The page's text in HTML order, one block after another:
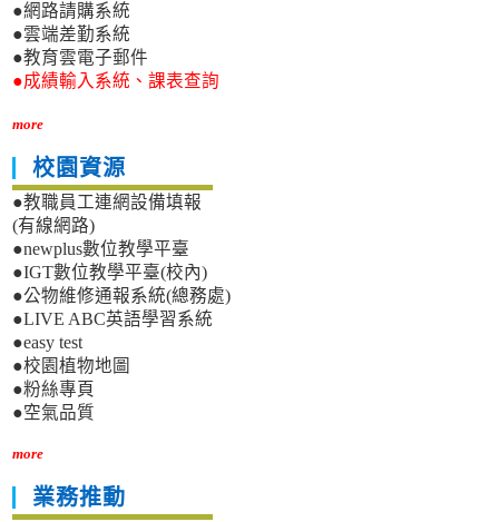
●網路請購系統
●雲端差勤系統
●教育雲電子郵件
●成績輸入系統、課表查詢
more
校園資源
●教職員工連網設備填報
(有線網路)
●newplus數位教學平臺
●IGT數位教學平臺(校內)
●公物維修通報系統(總務處)
●LIVE ABC英語學習系統
●easy test
●校園植物地圖
●粉絲專頁
●空氣品質
more
業務推動